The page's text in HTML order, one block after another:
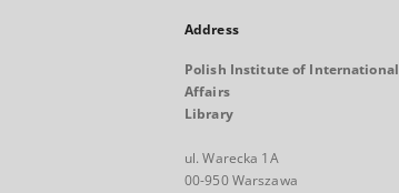
Address
Polish Institute of International
Affairs
Library
ul. Warecka 1A
00-950 Warszawa